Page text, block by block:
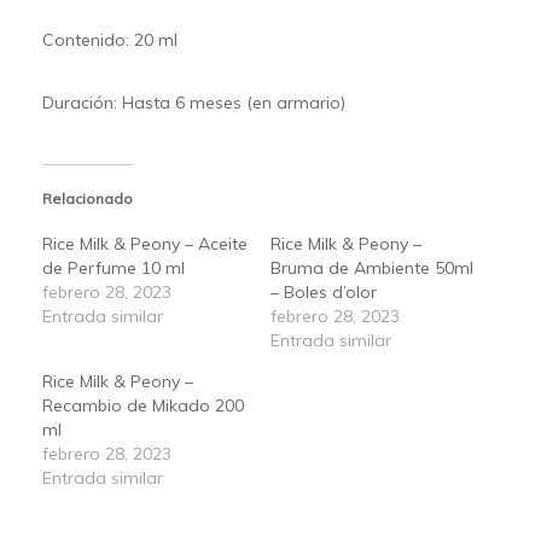
Contenido: 20 ml
Duración: Hasta 6 meses (en armario)
Relacionado
Rice Milk & Peony – Aceite
de Perfume 10 ml
febrero 28, 2023
Entrada similar
Rice Milk & Peony –
Bruma de Ambiente 50ml
– Boles d’olor
febrero 28, 2023
Entrada similar
Rice Milk & Peony –
Recambio de Mikado 200
ml
febrero 28, 2023
Entrada similar